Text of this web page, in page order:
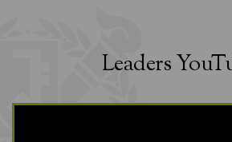
Leaders